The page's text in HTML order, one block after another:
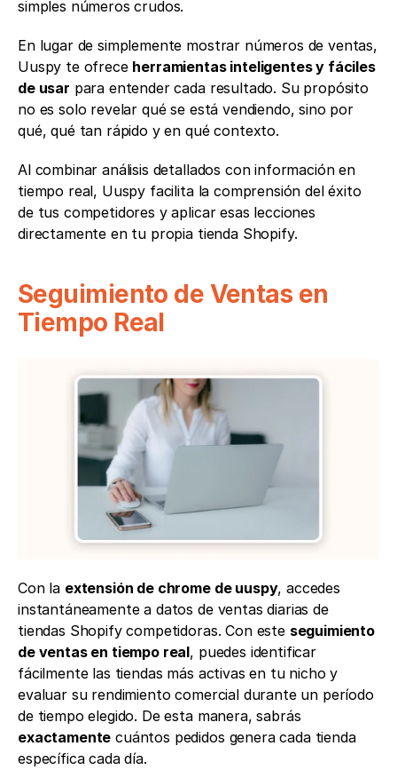
simples números crudos.
En lugar de simplemente mostrar números de ventas,
Uuspy te ofrece herramientas inteligentes y fáciles
de usar para entender cada resultado. Su propósito
no es solo revelar qué se está vendiendo, sino por
qué, qué tan rápido y en qué contexto.
Al combinar análisis detallados con información en
tiempo real, Uuspy facilita la comprensión del éxito
de tus competidores y aplicar esas lecciones
directamente en tu propia tienda Shopify.
Seguimiento de Ventas en
Tiempo Real
Con la extensión de chrome de uuspy, accedes
instantáneamente a datos de ventas diarias de
tiendas Shopify competidoras. Con este seguimiento
de ventas en tiempo real, puedes identificar
fácilmente las tiendas más activas en tu nicho y
evaluar su rendimiento comercial durante un período
exactamente cuántos pedidos genera cada tienda
específica cada día.